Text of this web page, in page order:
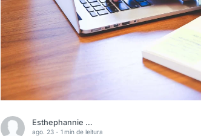
Esthephannie Cavalcanti
ago. 23 - 1 min de leitura